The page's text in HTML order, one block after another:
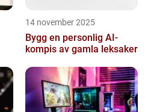
14 november 2025
Bygg en personlig AI-
kompis av gamla leksaker